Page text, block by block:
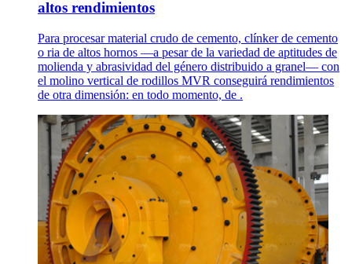
altos rendimientos
Para procesar material crudo de cemento, clínker de cemento
o ria de altos hornos —a pesar de la variedad de aptitudes de
molienda y abrasividad del género distribuido a granel— con
el molino vertical de rodillos MVR conseguirá rendimientos
de otra dimensión: en todo momento, de .